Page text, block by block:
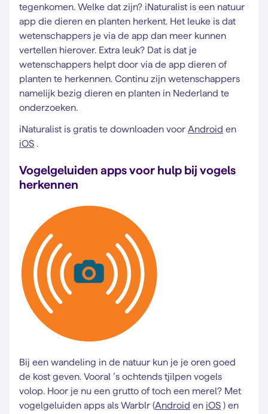
tegenkomen. Welke dat zijn? iNaturalist is een natuur
app die dieren en planten herkent. Het leuke is dat
wetenschappers je via de app dan meer kunnen
vertellen hierover. Extra leuk? Dat is dat je
wetenschappers helpt door via de app dieren of
planten te herkennen. Continu zijn wetenschappers
namelijk bezig dieren en planten in Nederland te
onderzoeken.
iNaturalist is gratis te downloaden voor Android en
iOS .
Vogelgeluiden apps voor hulp bij vogels
herkennen
Bij een wandeling in de natuur kun je je oren goed
de kost geven. Vooral ’s ochtends tjilpen vogels
volop. Hoor je nu een grutto of toch een merel? Met
vogelgeluiden apps als Warblr (Android en iOS ) en